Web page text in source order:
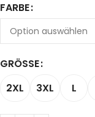
FARBE
GRÖSSE
2XL
3XL L